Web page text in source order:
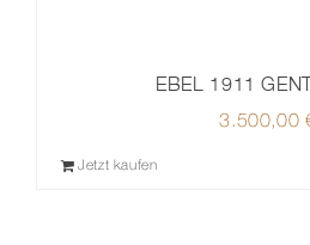
EBEL 1911
3.500,00
Jetzt kaufen